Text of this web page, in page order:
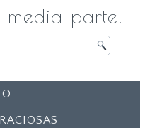
media parte!